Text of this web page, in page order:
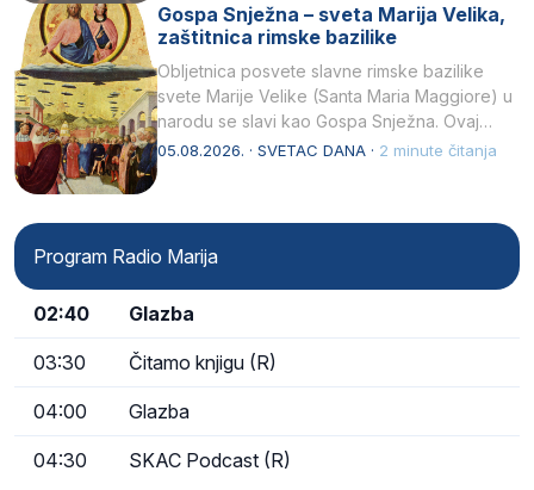
Gospa Snježna – sveta Marija Velika,
zaštitnica rimske bazilike
Obljetnica posvete slavne rimske bazilike
svete Marije Velike (Santa Maria Maggiore) u
narodu se slavi kao Gospa Snježna. Ovaj
naziv, Sancta Maria…
05.08.2026. · SVETAC DANA · 2 minute čitanja
Program Radio Marija
02:40 Glazba
03:30 Čitamo knjigu (R)
04:00 Glazba
04:30 SKAC Podcast (R)